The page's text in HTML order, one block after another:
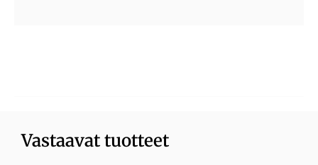
Vastaavat tuotteet